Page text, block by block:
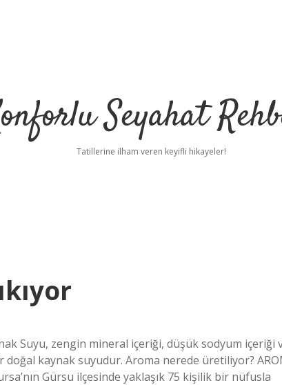
Seyahat
Tatillerine ilham veren keyifli hikayeler!
Suyu, zengin mineral içeriği, düşük sodyum içeriği
doğal kaynak suyudur. Aroma nerede üretiliyor?
Gürsu ilçesinde yaklaşık 75 kişilik bir nüfusla